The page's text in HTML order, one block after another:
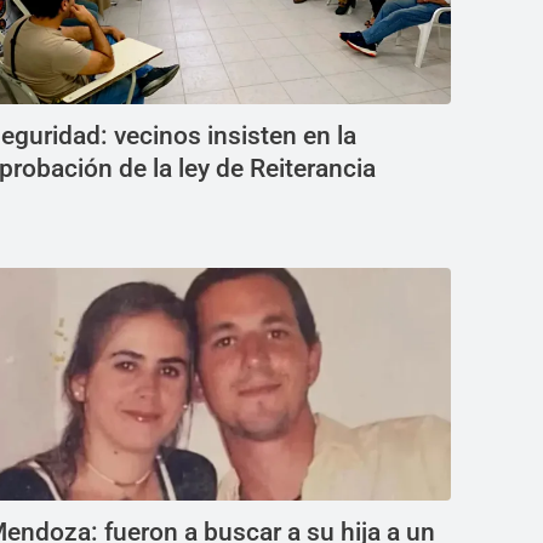
vecinos insisten en la
de la ley de Reiterancia
fueron a buscar a su hija a un